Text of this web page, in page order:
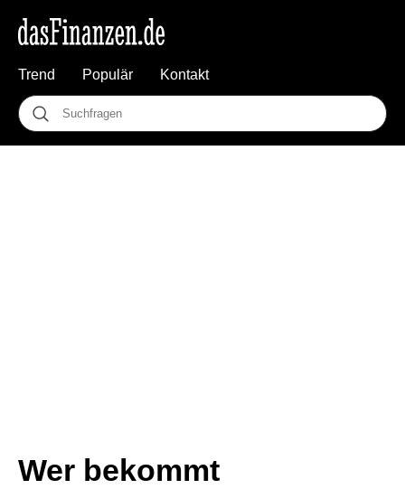
Trend Populär Kontakt
Wer bekommt